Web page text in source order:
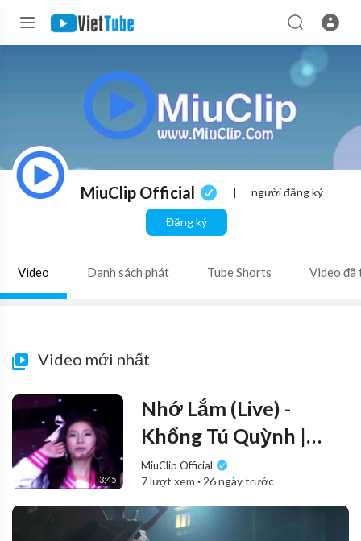
MiuClip Official | người đăng ký
Đăng ký
Video Danh sách phát Tube Shorts Video đã
Video mới nhất
3:45
Nhớ Lắm (Live) -
Khổng Tú Quỳnh |
Đêm Teen Sao
MiuClip Official
7 lượt xem · 26 ngày trước